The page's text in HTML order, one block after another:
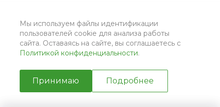
Мы используем файлы идентификации
пользователей cookie для анализа работы
сайта. Оставаясь на сайте, вы соглашаетесь с
Политикой конфиденциальности.
Принимаю Подробнее
г. Москва, БЦ Вятский, ул. Вятская д.70, офис 715